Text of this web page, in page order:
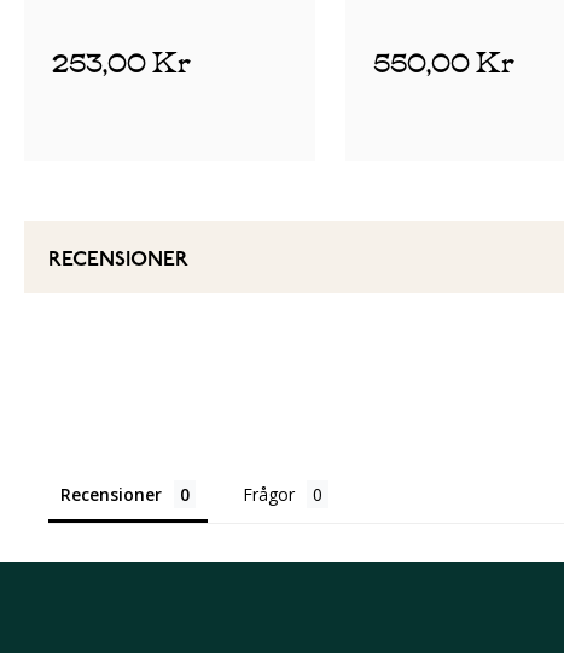
253,00 Kr 550,00 Kr
RECENSIONER
Recensioner Frågor